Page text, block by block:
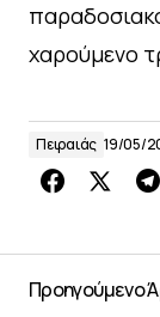
χαρούμενο
Πειραιάς 19/05/
Προηγούμενο